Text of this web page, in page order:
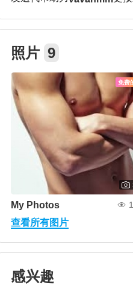
照片 9
免费
My Photos
查看所有图片
感兴趣